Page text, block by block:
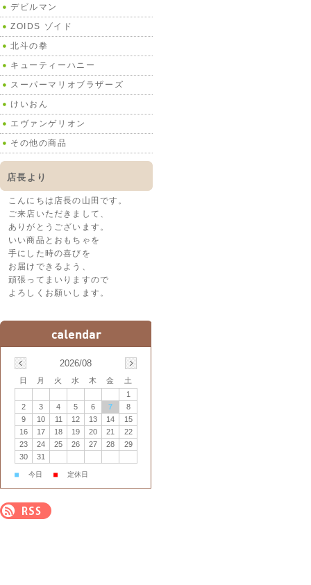
デビルマン
ZOIDS ゾイド
北斗の拳
キューティーハニー
スーパーマリオブラザーズ
けいおん
エヴァンゲリオン
その他の商品
店長より
こんにちは店長の山田です。
ご来店いただきまして、
ありがとうございます。
いい商品とおもちゃを
手にした時の喜びを
お届けできるよう、
頑張ってまいりますので
よろしくお願いします。
2026/08
日 月 火 水 木 金
土
1
2
3 4 5 6 7
8
9
10 11 12 13 14
15
16
17 18 19 20 21
22
23
24 25 26 27 28
29
30
31
■ 今日 ■ 定休日